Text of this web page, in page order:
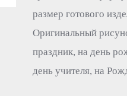
размер готового
Оригинальный
праздник, на день
день учителя, на